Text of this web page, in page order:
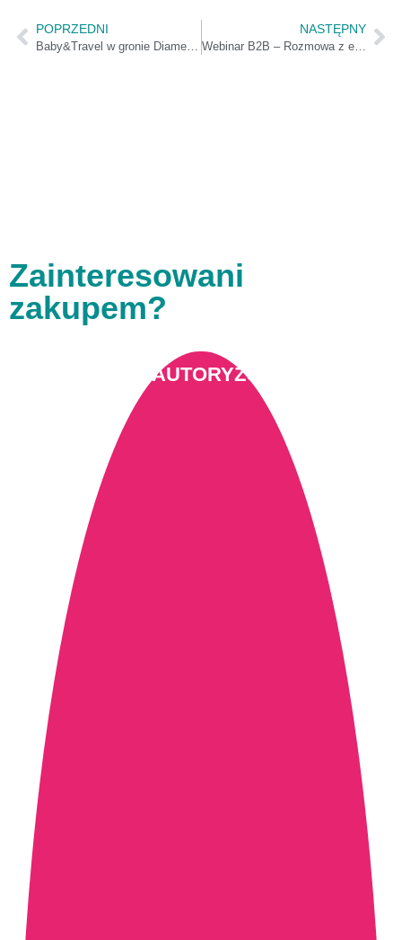
POPRZEDNI
Baby&Travel w gronie Diamentów Forbesa 2025!
NASTĘPNY
Webinar B2B – Rozmowa z ekspertką Mariolą Kurczyńską
Zainteresowani
zakupem?
SKLEP AUTORYZOWANY